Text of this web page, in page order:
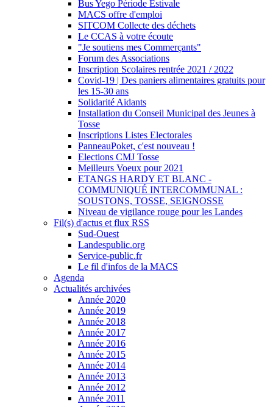
Bus Yego Période Estivale
MACS offre d'emploi
SITCOM Collecte des déchets
Le CCAS à votre écoute
"Je soutiens mes Commerçants"
Forum des Associations
Inscription Scolaires rentrée 2021 / 2022
Covid-19 | Des paniers alimentaires gratuits pour
les 15-30 ans
Solidarité Aidants
Installation du Conseil Municipal des Jeunes à
Tosse
Inscriptions Listes Electorales
PanneauPoket, c'est nouveau !
Elections CMJ Tosse
Meilleurs Voeux pour 2021
ETANGS HARDY ET BLANC -
COMMUNIQUÉ INTERCOMMUNAL :
SOUSTONS, TOSSE, SEIGNOSSE
Niveau de vigilance rouge pour les Landes
Fil(s) d'actus et flux RSS
Sud-Ouest
Landespublic.org
Service-public.fr
Le fil d'infos de la MACS
Agenda
Actualités archivées
Année 2020
Année 2019
Année 2018
Année 2017
Année 2016
Année 2015
Année 2014
Année 2013
Année 2012
Année 2011